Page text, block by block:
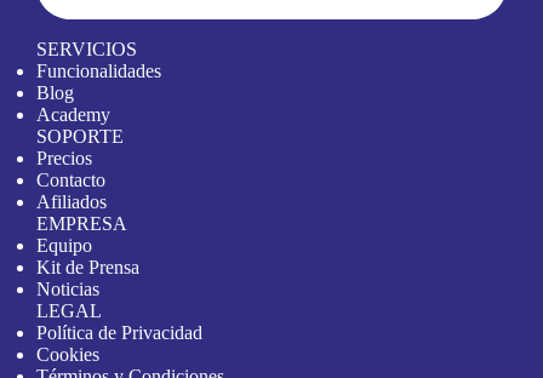
SERVICIOS
Funcionalidades
Blog
Academy
SOPORTE
Precios
Contacto
Afiliados
EMPRESA
Equipo
Kit de Prensa
Noticias
LEGAL
Política de Privacidad
Cookies